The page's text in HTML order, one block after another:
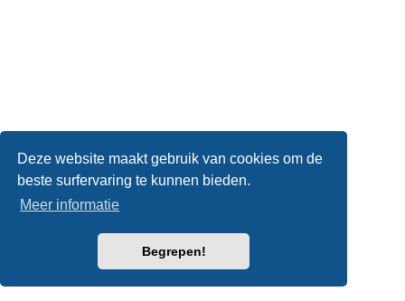
Deze website maakt gebruik van cookies om de
beste surfervaring te kunnen bieden.
Meer informatie
Begrepen!